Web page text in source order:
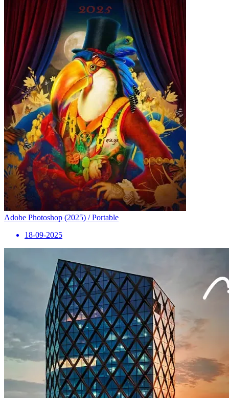
Adobe Photoshop (2025) / Portable
18-09-2025